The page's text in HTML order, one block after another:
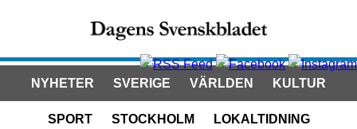
NYHETER SVERIGE VÄRLDEN KULTUR
SPORT STOCKHOLM LOKALTIDNING